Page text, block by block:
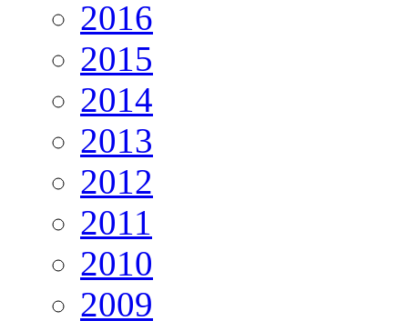
2016
2015
2014
2013
2012
2011
2010
2009